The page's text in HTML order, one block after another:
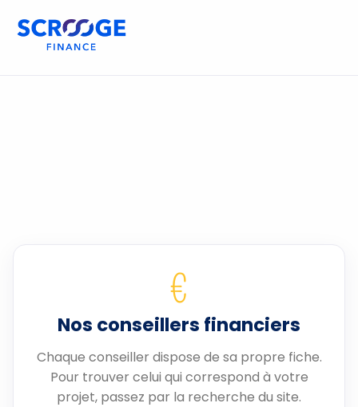
€
Nos conseillers financiers
Chaque conseiller dispose de sa propre fiche.
Pour trouver celui qui correspond à votre
projet, passez par la recherche du site.